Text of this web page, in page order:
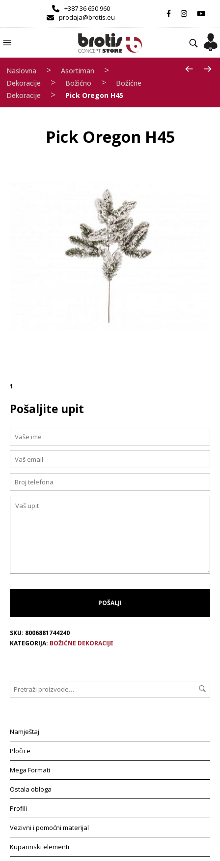
+387 36 650 960
prodaja@brotis.eu
Naslovna > Asortiman >
Dekoracije > Božićno >
Božićne
Dekoracije
> Pick Oregon H45
Pick Oregon H45
1
Pošaljite upit
SKU: 8006881744240
KATEGORIJA: BOŽIĆNE DEKORACIJE
Namještaj
Pločice
Mega Formati
Ostala obloga
Profili
Vezivni i pomoćni materijal
Kupaonski elementi